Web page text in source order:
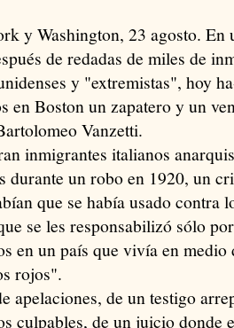
y Washington, 23 agosto.
de redadas de miles de
y "extremistas", hoy
en Boston un zapatero y un
Vanzetti.
inmigrantes italianos
durante un robo en 1920, un
que se había usado contra
se les responsabilizó sólo
en un país que vivía en
rojos".
apelaciones, de un testigo
culpables, de un juicio donde